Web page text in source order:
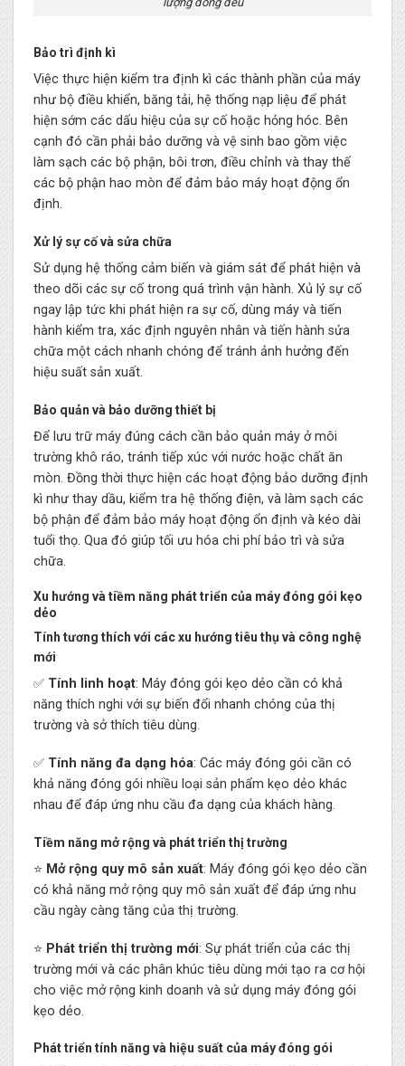
Bảo trì định kì
Việc thực hiện kiểm tra định kì các thành phần của máy
như bộ điều khiển, băng tải, hệ thống nạp liệu để phát
hiện sớm các dấu hiệu của sự cố hoặc hỏng hóc. Bên
cạnh đó cần phải bảo dưỡng và vệ sinh bao gồm việc
làm sạch các bộ phận, bôi trơn, điều chỉnh và thay thế
các bộ phận hao mòn để đảm bảo máy hoạt động ổn
định.
Xử lý sự cố và sửa chữa
Sử dụng hệ thống cảm biến và giám sát để phát hiện và
theo dõi các sự cố trong quá trình vận hành. Xủ lý sự cố
ngay lập tức khi phát hiện ra sự cố, dùng máy và tiến
hành kiểm tra, xác định nguyên nhân và tiến hành sửa
chữa một cách nhanh chóng để tránh ảnh hưởng đến
hiệu suất sản xuất.
Bảo quản và bảo dưỡng thiết bị
Để lưu trữ máy đúng cách cần bảo quản máy ở môi
trường khô ráo, tránh tiếp xúc với nước hoặc chất ăn
mòn. Đồng thời thực hiện các hoạt động bảo dưỡng định
kì như thay dầu, kiểm tra hệ thống điện, và làm sạch các
bộ phận để đảm bảo máy hoạt động ổn định và kéo dài
tuổi thọ. Qua đó giúp tối ưu hóa chi phí bảo trì và sửa
chữa.
Xu hướng và tiềm năng phát triển của máy đóng gói kẹo
dẻo
Tính tương thích với các xu hướng tiêu thụ và công nghệ
mới
✅ Tính linh hoạt: Máy đóng gói kẹo dẻo cần có khả
năng thích nghi với sự biến đổi nhanh chóng của thị
trường và sở thích tiêu dùng.
✅ Tính năng đa dạng hóa: Các máy đóng gói cần có
khả năng đóng gói nhiều loại sản phẩm kẹo dẻo khác
nhau để đáp ứng nhu cầu đa dạng của khách hàng.
Tiềm năng mở rộng và phát triển thị trường
⭐ Mở rộng quy mô sản xuất: Máy đóng gói kẹo dẻo cần
có khả năng mở rộng quy mô sản xuất để đáp ứng nhu
cầu ngày càng tăng của thị trường.
⭐ Phát triển thị trường mới: Sự phát triển của các thị
trường mới và các phân khúc tiêu dùng mới tạo ra cơ hội
cho việc mở rộng kinh doanh và sử dụng máy đóng gói
kẹo dẻo.
Phát triển tính năng và hiệu suất của máy đóng gói